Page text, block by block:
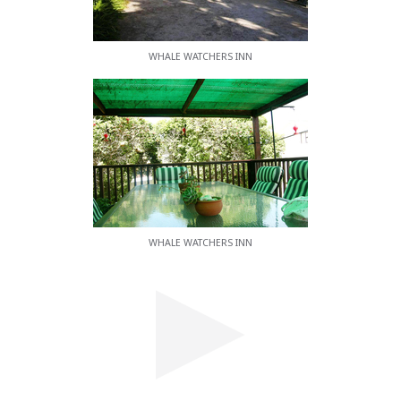
WHALE WATCHERS INN
WHALE WATCHERS INN